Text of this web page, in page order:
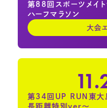
第88回スポーツメイ
ハーフマラソン
大会
第34回UP RUN東大
長距離特別ver～